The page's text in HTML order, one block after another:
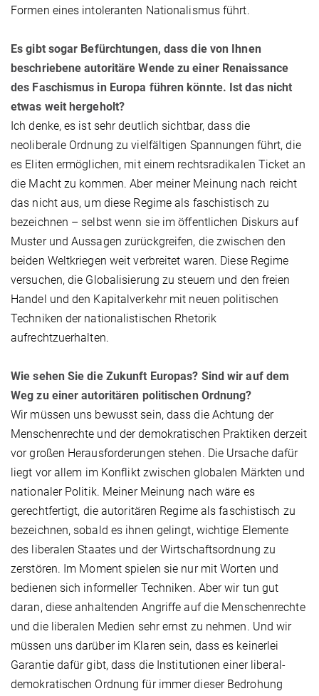
Formen eines intoleranten Nationalismus führt.
Es gibt sogar Befürchtungen, dass die von Ihnen
beschriebene autoritäre Wende zu einer Renaissance
des Faschismus in Europa führen könnte. Ist das nicht
etwas weit hergeholt?
Ich denke, es ist sehr deutlich sichtbar, dass die
neoliberale Ordnung zu vielfältigen Spannungen führt, die
es Eliten ermöglichen, mit einem rechtsradikalen Ticket an
die Macht zu kommen. Aber meiner Meinung nach reicht
das nicht aus, um diese Regime als faschistisch zu
bezeichnen – selbst wenn sie im öffentlichen Diskurs auf
Muster und Aussagen zurückgreifen, die zwischen den
beiden Weltkriegen weit verbreitet waren. Diese Regime
versuchen, die Globalisierung zu steuern und den freien
Handel und den Kapitalverkehr mit neuen politischen
Techniken der nationalistischen Rhetorik
aufrechtzuerhalten.
Wie sehen Sie die Zukunft Europas? Sind wir auf dem
Weg zu einer autoritären politischen Ordnung?
Wir müssen uns bewusst sein, dass die Achtung der
Menschenrechte und der demokratischen Praktiken derzeit
vor großen Herausforderungen stehen. Die Ursache dafür
liegt vor allem im Konflikt zwischen globalen Märkten und
nationaler Politik. Meiner Meinung nach wäre es
gerechtfertigt, die autoritären Regime als faschistisch zu
bezeichnen, sobald es ihnen gelingt, wichtige Elemente
des liberalen Staates und der Wirtschaftsordnung zu
zerstören. Im Moment spielen sie nur mit Worten und
bedienen sich informeller Techniken. Aber wir tun gut
daran, diese anhaltenden Angriffe auf die Menschenrechte
und die liberalen Medien sehr ernst zu nehmen. Und wir
müssen uns darüber im Klaren sein, dass es keinerlei
Garantie dafür gibt, dass die Institutionen einer liberal-
demokratischen Ordnung für immer dieser Bedrohung